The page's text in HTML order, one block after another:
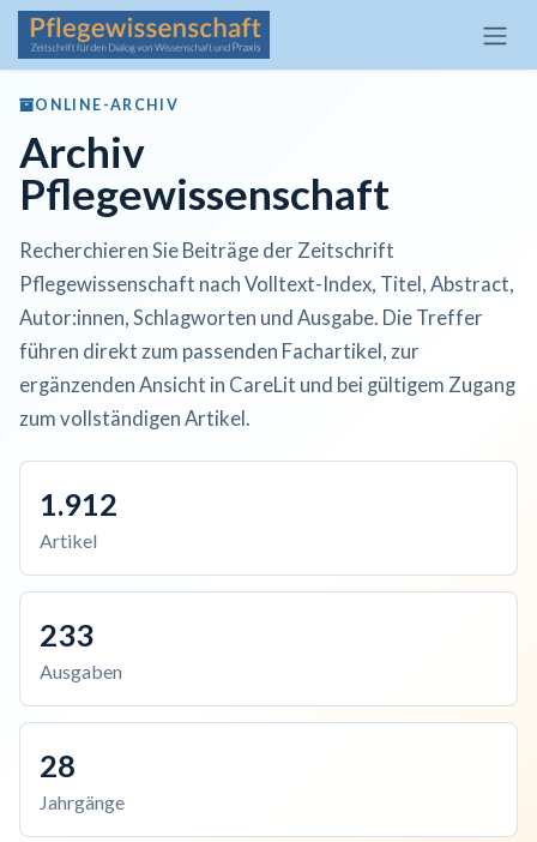
Zum Inhalt springen
ONLINE-ARCHIV
Archiv
Pflegewissenschaft
Recherchieren Sie Beiträge der Zeitschrift
Pflegewissenschaft nach Volltext-Index, Titel, Abstract,
Autor:innen, Schlagworten und Ausgabe. Die Treffer
führen direkt zum passenden Fachartikel, zur
ergänzenden Ansicht in CareLit und bei gültigem Zugang
zum vollständigen Artikel.
1.912
Artikel
233
Ausgaben
28
Jahrgänge